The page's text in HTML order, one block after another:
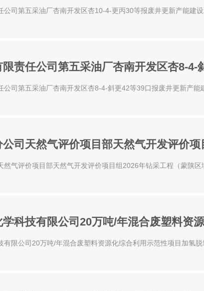
公司第五采油厂杏南开发区杏10-4-更丙30等报废井更新产能建设
责任公司第五采油厂杏南开发区杏8-
公司第五采油厂杏南开发区杏8-4-斜更42等39口报废井更新产能
司天然气评价项目部天然气开发评价
然气评价项目部天然气开发评价项目组2026年钻采工程（蒙陕区
学科技有限公司20万吨/年混合废塑料资
有限公司20万吨/年混合废塑料资源化综合利用示范性项目加氢脱